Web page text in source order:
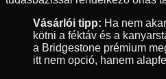
Vásárlói tipp: Ha nem
kötni a féktáv és a
a Bridgestone prémium
itt nem opció, hanem